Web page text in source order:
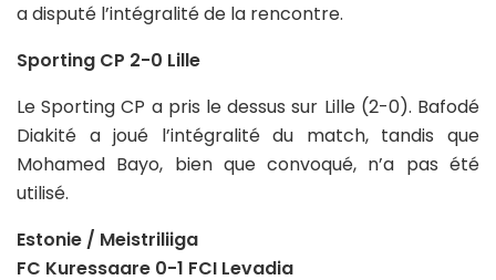
a disputé l’intégralité de la rencontre.
Sporting CP 2-0 Lille
Le Sporting CP a pris le dessus sur Lille (2-0). Bafodé
Diakité a joué l’intégralité du match, tandis que
Mohamed Bayo, bien que convoqué, n’a pas été
utilisé.
Estonie / Meistriliiga
FC Kuressaare 0-1 FCI Levadia